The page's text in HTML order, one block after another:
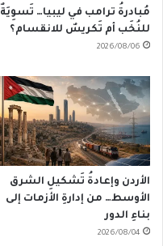
مُبادرةُ ترامب في ليبيا… تَسوِيَةٌ
للنُخَب أم تَكريسٌ للانقسام؟
2026/08/06
الأردن وإعادةُ تَشكيلِ الشرق
الأوسط… من إدارةِ الأزمات إلى
بناءِ الدور
2026/08/04